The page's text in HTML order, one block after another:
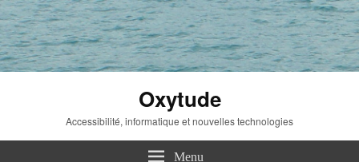
Oxytude
Accessibilité, informatique et nouvelles technologies
Menu